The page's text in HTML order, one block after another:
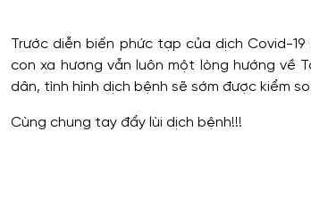
Trước diễn biến phức tạp của dịch Covid-
con xa hương vẫn luôn một lòng hướng về
dân, tình hình dịch bệnh sẽ sớm được kiểm
Cùng chung tay đẩy lùi dịch bệnh!!!